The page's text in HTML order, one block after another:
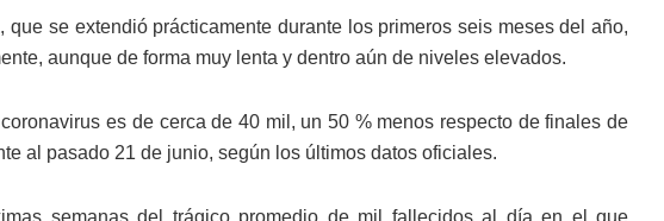
se extendió prácticamente durante los primeros seis meses del año,
aunque de forma muy lenta y dentro aún de niveles elevados.
es de cerca de 40 mil, un 50 % menos respecto de finales de
al pasado 21 de junio, según los últimos datos oficiales.
semanas del trágico promedio de mil fallecidos al día en el que